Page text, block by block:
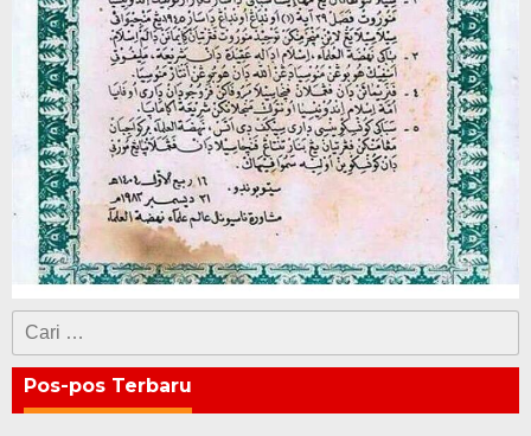
Cari
untuk:
Pos-pos Terbaru